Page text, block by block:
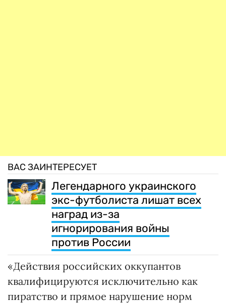
ВАС ЗАИНТЕРЕСУЕТ
Легендарного украинского
экс-футболиста лишат всех
наград из-за
игнорирования войны
против России
«Действия российских оккупантов
квалифицируются исключительно как
пиратство и прямое нарушение норм